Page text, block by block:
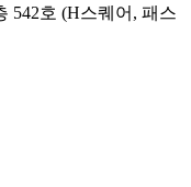
542호 (H스퀘어, 패스